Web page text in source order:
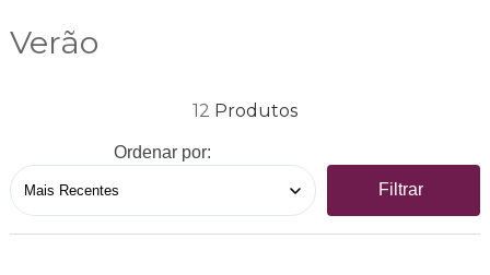
Verão
12
Ordenar por:
Filtrar